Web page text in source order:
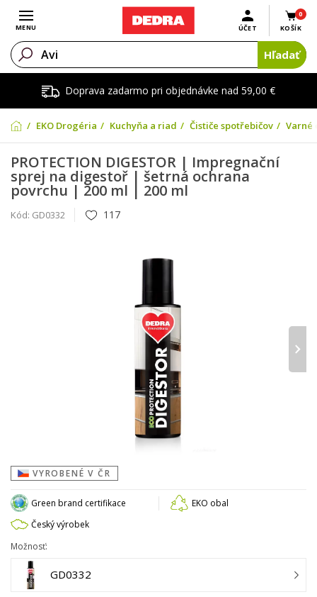
Doprava zadarmo pri objednávke nad 59,00 €
Otvoriť menu
MENU
0
KOŠÍK
ÚČET
Hľadať
EKO Drogéria Kuchyňa a riad Čističe spotřebičov Varné
PROTECTION DIGESTOR | Impregnační
sprej na digestoř | šetrná ochrana
povrchu | 200 ml | 200 ml
Kód: GD0332 117
›
VYROBENÉ V ČR
Green brand certifikace
EKO obal
Český výrobek
Možnosť:
GD0332